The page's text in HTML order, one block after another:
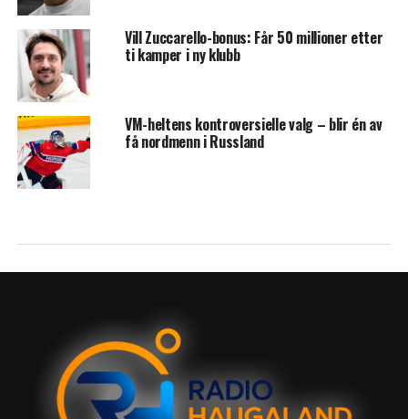
Vill Zuccarello-bonus: Får 50 millioner etter
ti kamper i ny klubb
VM-heltens kontroversielle valg – blir én av
få nordmenn i Russland